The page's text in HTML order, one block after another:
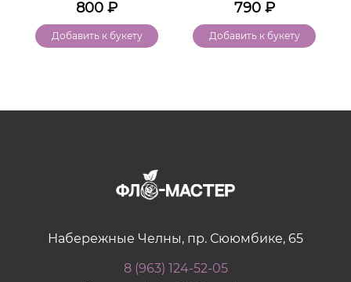
800 ₽
Добавить к букету
790₽
Добавить к букету
Набережные Челны, пр. Сююмбике, 65
8 (963) 124-52-05